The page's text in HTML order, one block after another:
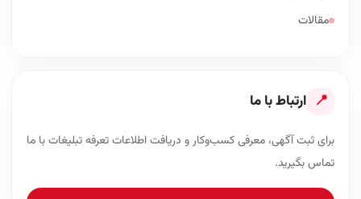
مقالات
📍 ارتباط با ما
برای ثبت آگهی، معرفی کسب‌وکار و دریافت اطلاعات تعرفه تبلیغات با ما
تماس بگیرید.